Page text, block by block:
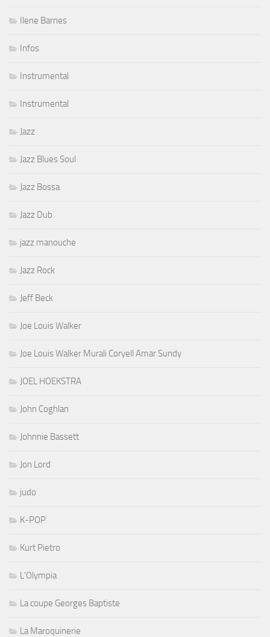
Ilene Barnes
Infos
Instrumental
Instrumental
Jazz
Jazz Blues Soul
Jazz Bossa
Jazz Dub
jazz manouche
Jazz Rock
Jeff Beck
Joe Louis Walker
Joe Louis Walker Murali Coryell Amar Sundy
JOEL HOEKSTRA
John Coghlan
Johnnie Bassett
Jon Lord
judo
K-POP
Kurt Pietro
L'Olympia
La coupe Georges Baptiste
La Maroquinerie